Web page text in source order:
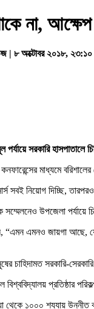
না, আক্ষেপ
| ৮ অক্টোবর ২০১৮,
সরকারি হাসপাতালে
মাধ্যমে
সবই নিয়োগ দিচ্ছি,
উপজেলা পর্যায়ে
“এমন এমনও জায়গা
চাহিদামত সরকারি-
বিশ্ববিদ্যালয় প্রতিষ্ঠার
থেকে ১০০০ শয্যায় উন্নীত